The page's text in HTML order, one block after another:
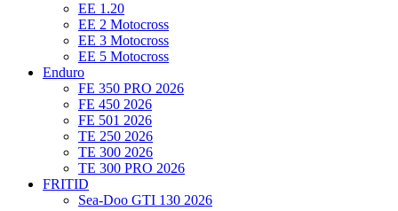
EE 1.20
EE 2 Motocross
EE 3 Motocross
EE 5 Motocross
Enduro
FE 350 PRO 2026
FE 450 2026
FE 501 2026
TE 250 2026
TE 300 2026
TE 300 PRO 2026
FRITID
Sea-Doo GTI 130 2026